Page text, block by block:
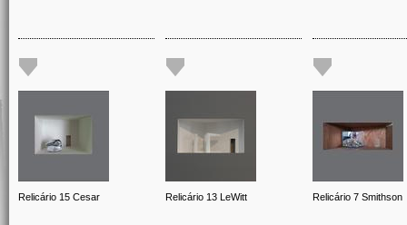
Relicário 15 Cesar Relicário 13 LeWitt Relicário 7 Smithson